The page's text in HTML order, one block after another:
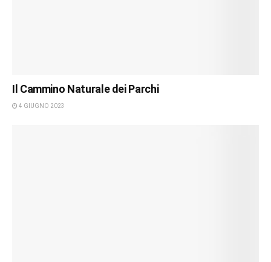
Il Cammino Naturale dei Parchi
4 GIUGNO 2023